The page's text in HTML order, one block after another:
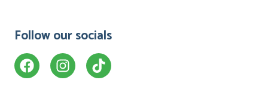
Follow our socials